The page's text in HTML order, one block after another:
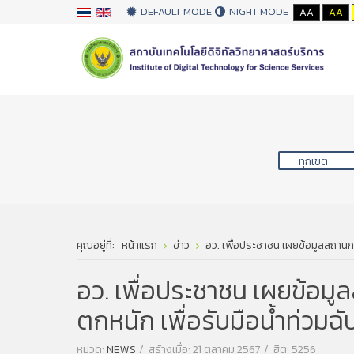
DEFAULT MODE NIGHT MODE AA AA
คุณอยู่ที่: หน้าแรก ข่าว อว. เพื่อประชาชน เผยข้อมูลสถา
อว. เพื่อประชาชน เผยข้อ
ตกหนัก เพื่อรับมือน้ำท่วมฉั
หมวด:NEWS สร้างเมื่อ: 21 ตุลาคม 2567 ฮิต: 5256